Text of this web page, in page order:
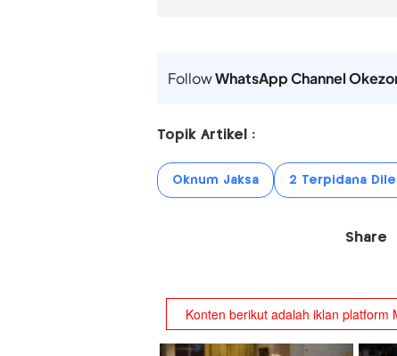
FollowWhatsApp Channel
Topik Artikel :
Oknum Jaksa 2 Terpidana
Share